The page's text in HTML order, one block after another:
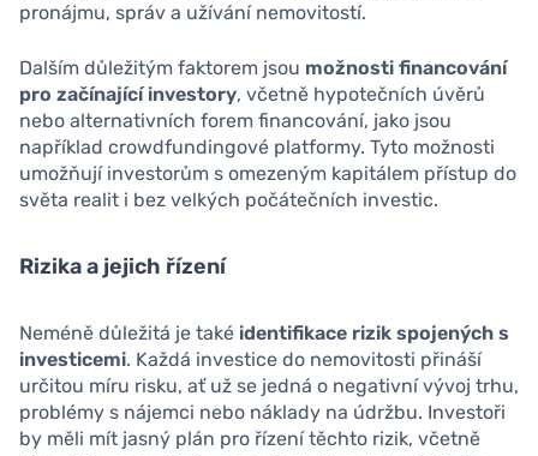
pronájmu, správ a užívání nemovitostí.
Dalším důležitým faktorem jsou možnosti financování
pro začínající investory, včetně hypotečních úvěrů
nebo alternativních forem financování, jako jsou
například crowdfundingové platformy. Tyto možnosti
umožňují investorům s omezeným kapitálem přístup do
světa realit i bez velkých počátečních investic.
Rizika a jejich řízení
Neméně důležitá je také identifikace rizik spojených s
investicemi. Každá investice do nemovitosti přináší
určitou míru risku, ať už se jedná o negativní vývoj trhu,
problémy s nájemci nebo náklady na údržbu. Investoři
by měli mít jasný plán pro řízení těchto rizik, včetně